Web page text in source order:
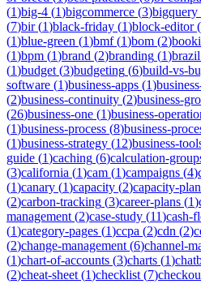
(1)big-4 (1)bigcommerce (3)bigquery
(7)bir(1)black-friday (1)block-editor(
(1)blue-green (1)bmf(1)bom (2)
(1)bpm (1)brand (2)branding (1)brazil
(1)budget (3)budgeting (6)build-vs-
software (1)business-apps (1)
(2)business-continuity (2)business-
(26)business-one (1)business-
(1)business-process (8)business-
(1)business-strategy (12)business-
guide (1)caching (6)calculation-
(3)california (1)cam (1)campaigns (4)
(1)canary (1)capacity (2)capacity-
(2)carbon-tracking (3)career-plans (1)
management (2)case-study (11)cash-
(1)category-pages (1)ccpa (2)cdn (2)
(2)change-management (6)channel-
(1)chart-of-accounts (3)charts (1)
(2)cheat-sheet (1)checklist (7)